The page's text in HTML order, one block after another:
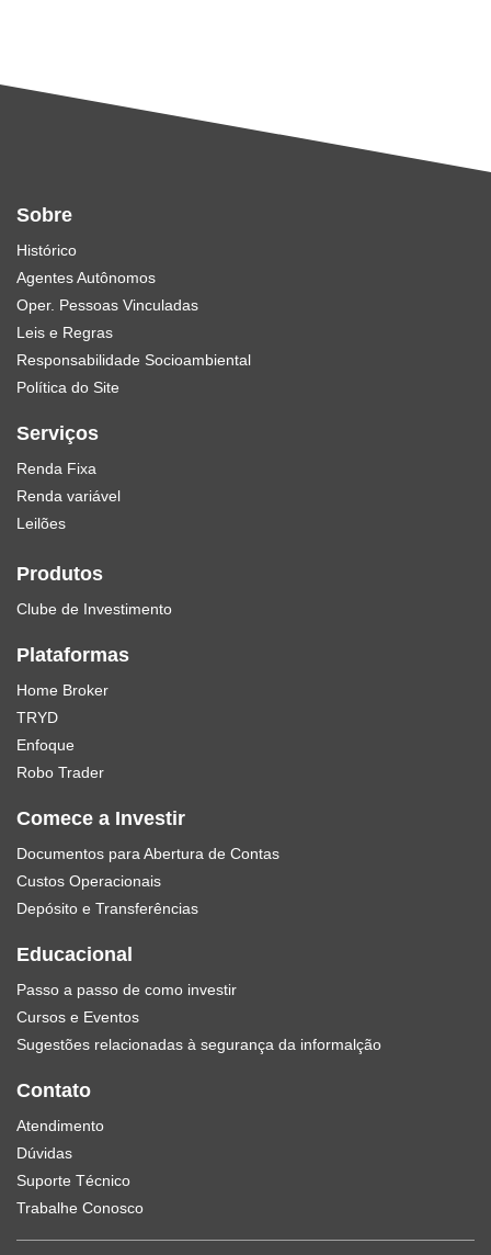
Sobre
Histórico
Agentes Autônomos
Oper. Pessoas Vinculadas
Leis e Regras
Responsabilidade Socioambiental
Política do Site
Serviços
Renda Fixa
Renda variável
Leilões
Produtos
Clube de Investimento
Plataformas
Home Broker
TRYD
Enfoque
Robo Trader
Comece a Investir
Documentos para Abertura de Contas
Custos Operacionais
Depósito e Transferências
Educacional
Passo a passo de como investir
Cursos e Eventos
Sugestões relacionadas à segurança da informalção
Contato
Atendimento
Dúvidas
Suporte Técnico
Trabalhe Conosco